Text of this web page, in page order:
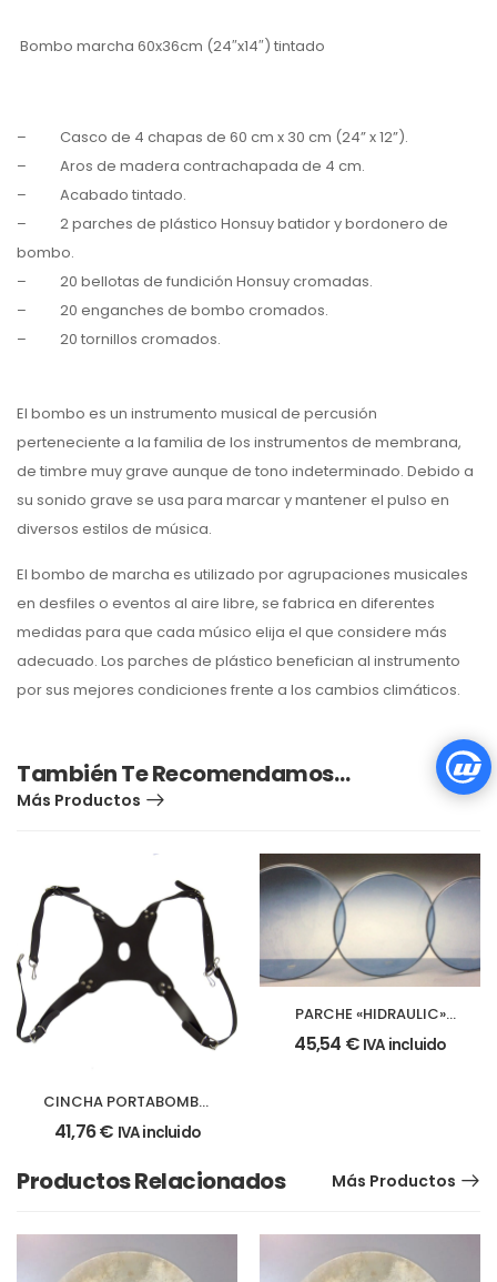
Bombo marcha 60x36cm (24″x14″) tintado
– Casco de 4 chapas de 60 cm x 30 cm (24” x 12”).
– Aros de madera contrachapada de 4 cm.
– Acabado tintado.
– 2 parches de plástico Honsuy batidor y bordonero de
bombo.
– 20 bellotas de fundición Honsuy cromadas.
– 20 enganches de bombo cromados.
– 20 tornillos cromados.
El bombo es un instrumento musical de percusión
perteneciente a la familia de los instrumentos de membrana,
de timbre muy grave aunque de tono indeterminado. Debido a
su sonido grave se usa para marcar y mantener el pulso en
diversos estilos de música.
El bombo de marcha es utilizado por agrupaciones musicales
en desfiles o eventos al aire libre, se fabrica en diferentes
medidas para que cada músico elija el que considere más
adecuado. Los parches de plástico benefician al instrumento
por sus mejores condiciones frente a los cambios climáticos.
También Te Recomendamos…
Más Productos
CINCHA PORTABOMBO
41,76€ IVA incluido
PARCHE «HIDRAULIC»
24″ Ø – 610 mm. bombo
45,54 € IVA incluido
Productos Relacionados Más Productos